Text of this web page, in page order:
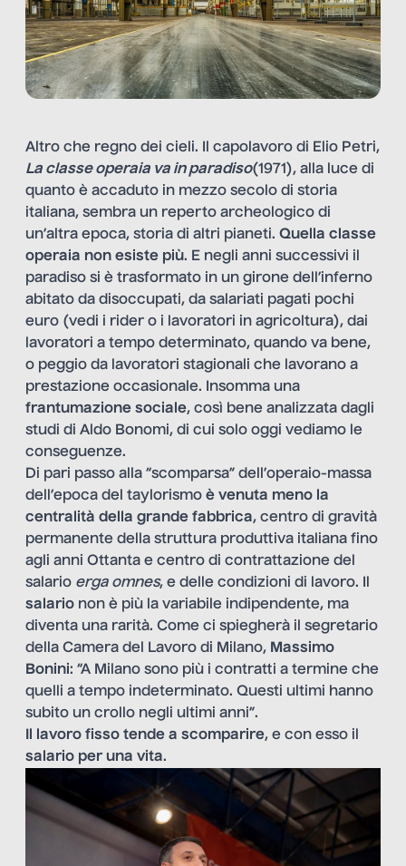
Altro che regno dei cieli. Il capolavoro di Elio Petri,
La classe operaia va in paradiso(1971), alla luce di
quanto è accaduto in mezzo secolo di storia
italiana, sembra un reperto archeologico di
un’altra epoca, storia di altri pianeti. Quella classe
operaia non esiste più. E negli anni successivi il
paradiso si è trasformato in un girone dell’inferno
abitato da disoccupati, da salariati pagati pochi
euro (vedi i rider o i lavoratori in agricoltura), dai
lavoratori a tempo determinato, quando va bene,
o peggio da lavoratori stagionali che lavorano a
prestazione occasionale. Insomma una
frantumazione sociale, così bene analizzata dagli
studi di Aldo Bonomi, di cui solo oggi vediamo le
conseguenze.
Di pari passo alla “scomparsa” dell’operaio-massa
dell’epoca del taylorismo è venuta meno la
centralità della grande fabbrica, centro di gravità
permanente della struttura produttiva italiana fino
agli anni Ottanta e centro di contrattazione del
salario erga omnes, e delle condizioni di lavoro. Il
salario non è più la variabile indipendente, ma
diventa una rarità. Come ci spiegherà il segretario
della Camera del Lavoro di Milano, Massimo
Bonini: “A Milano sono più i contratti a termine che
quelli a tempo indeterminato. Questi ultimi hanno
subito un crollo negli ultimi anni”.
Il lavoro fisso tende a scomparire, e con esso il
salario per una vita.